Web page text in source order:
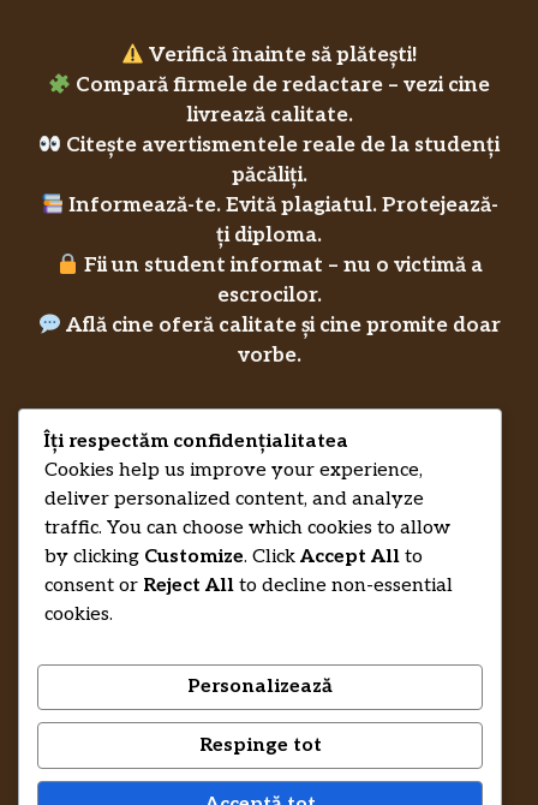
Verifică înainte să plătești!
Compară firmele de redactare – vezi cine
livrează calitate.
Citește avertismentele reale de la studenți
păcăliți.
Informează-te. Evită plagiatul. Protejează-
ți diploma.
Fii un student informat – nu o victimă a
escrocilor.
Află cine oferă calitate și cine promite doar
vorbe.
RecenziiLucrareLicenta.euCreditsPrivacy Policy
© 2026 RecenziiLucrareLicenta.eu •
Trimite-ne un mesaj și te ajutăm să-ți
Îți respectăm confidențialitatea
Cookies help us improve your experience,
deliver personalized content, and analyze
traffic. You can choose which cookies to allow
by clicking Customize. Click Accept All to
consent or Reject All to decline non-essential
cookies.
Personalizează
Respinge tot